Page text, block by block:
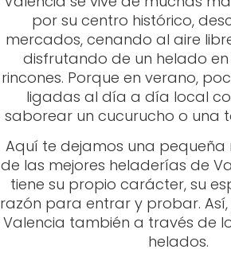
por su centro histórico,
mercados, cenando al aire
disfrutando de un helado
rincones. Porque en verano,
ligadas al día a día local
saborear un cucurucho o una
Aquí te dejamos una
de las mejores heladerías de
tiene su propio carácter, su
razón para entrar y probar.
Valencia también a través de
helados.